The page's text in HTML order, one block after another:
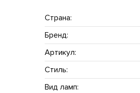
Страна:
Бренд:
Артикул:
Стиль:
Вид ламп: